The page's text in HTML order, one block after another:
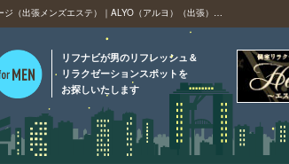
大阪・出張（大阪）・出張（京都）の出張マッサージ（出張メンズエステ）｜ALYO（アルヨ）（出張）の紅 かすみのプロフィール
リフナビが男のリフレッシュ＆
リラクゼーションスポットを
お探しいたします